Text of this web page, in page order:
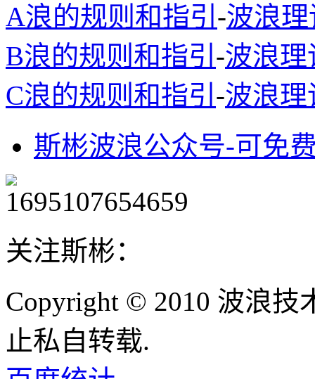
A浪的规则和指引 -波浪
B浪的规则和指引 -波浪
C浪的规则和指引 -波浪理
斯彬波浪公众号-可免
关注斯彬：
Copyright © 2010 波浪技
止私自转载.